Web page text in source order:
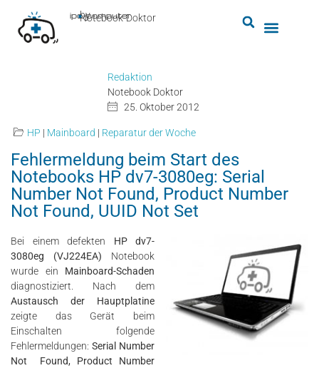
Notebook-Doktor
by
■
ipc-computer
Redaktion
Notebook Doktor
25. Oktober 2012
HP | Mainboard | Reparatur der Woche
Fehlermeldung beim Start des
Notebooks HP dv7-3080eg: Serial
Number Not Found, Product Number
Not Found, UUID Not Set
Bei einem defekten HP dv7-
3080eg (VJ224EA) Notebook
wurde ein Mainboard-Schaden
diagnostiziert. Nach dem
Austausch der Hauptplatine
zeigte das Gerät beim
Einschalten folgende
Fehlermeldungen: Serial Number
Not Found, Product Number